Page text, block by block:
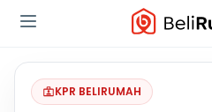
KPR BELIRUMAH